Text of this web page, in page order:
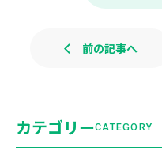
k
前の記事へ
カテゴリーCATEGORY